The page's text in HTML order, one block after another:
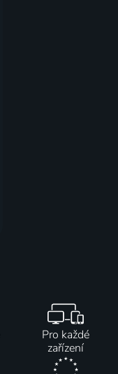
Pro každé
zařízení